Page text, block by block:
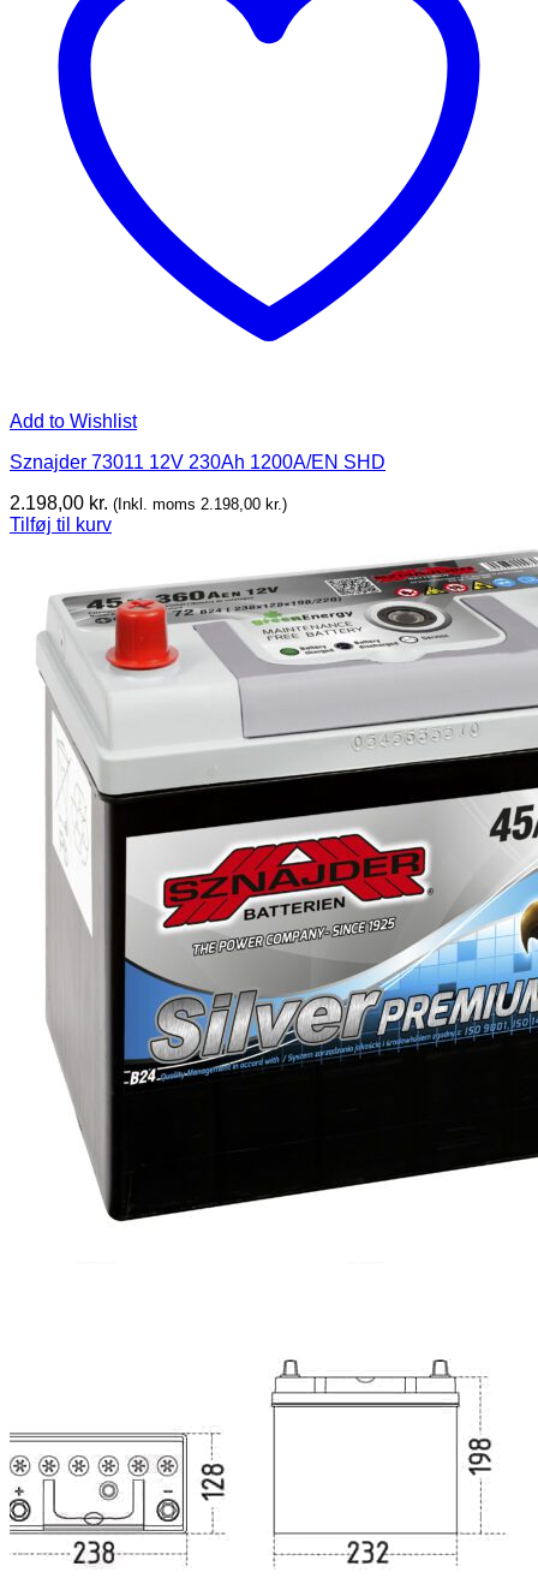
Add to Wishlist
Sznajder 73011 12V 230Ah 1200A/EN SHD
2.198,00 kr. (Inkl. moms 2.198,00 kr.)
Tilføj til kurv